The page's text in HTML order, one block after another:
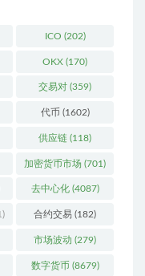
ICO (202)
OKX (170)
交易对 (359)
代币 (1602)
供应链 (118)
加密货币市场 (701)
去中心化(4087)
合约交易 (182)
市场波动 (279)
数字货币 (8679)